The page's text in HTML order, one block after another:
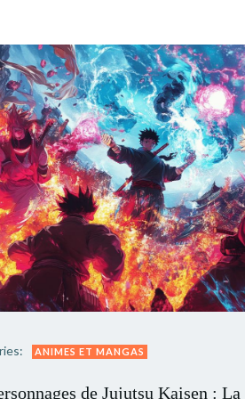
ANIMES ET MANGAS
de Jujutsu Kaisen : La